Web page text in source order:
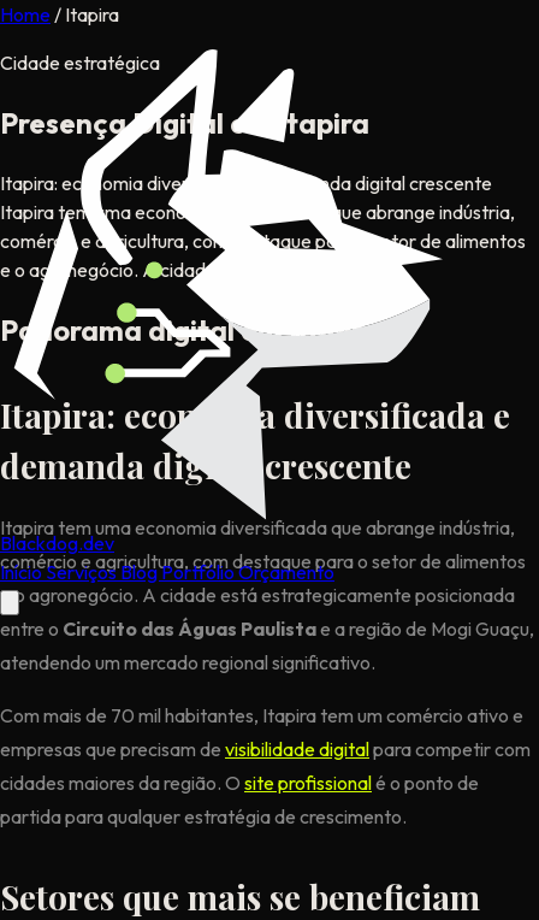
Blackdog.dev
InícioServiçosBlogPortfólioOrçamento
Home/ Itapira
Cidade estratégica
Presença Digital em Itapira
Itapira: economia diversificada e demanda digital crescente
Itapira tem uma economia diversificada que abrange indústria,
comércio e agricultura, com destaque para o setor de alimentos
e o agronegócio. A cidade está estr...
Panorama digital em Itapira
Itapira: economia diversificada e
demanda digital crescente
Itapira tem uma economia diversificada que abrange indústria,
comércio e agricultura, com destaque para o setor de alimentos
e o agronegócio. A cidade está estrategicamente posicionada
entre o Circuito das Águas Paulistae a região de Mogi Guaçu,
atendendo um mercado regional significativo.
Com mais de 70 mil habitantes, Itapira tem um comércio ativo e
empresas que precisam de visibilidade digitalpara competir com
cidades maiores da região. O site profissionalé o ponto de
partida para qualquer estratégia de crescimento.
Setores que mais se beneficiam